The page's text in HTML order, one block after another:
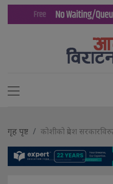
गृह पृष्ट कोशीको प्रदेश